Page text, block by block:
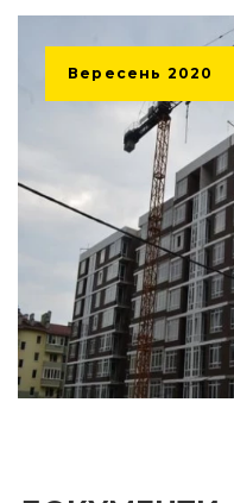
Вересень 2020